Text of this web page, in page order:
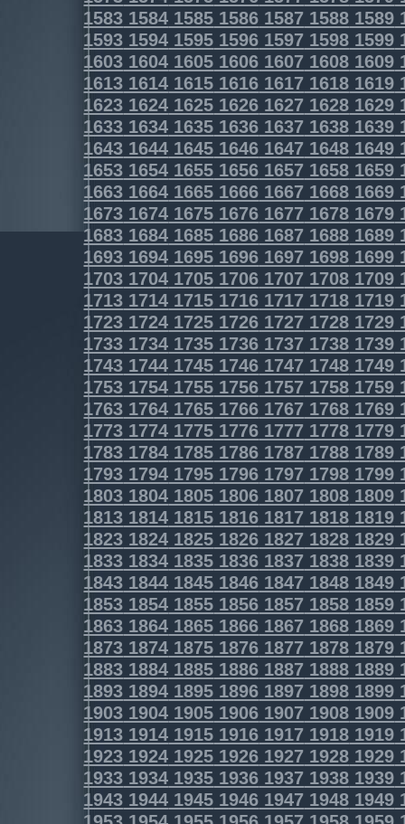
1583 1584 1585 1586 1587 1588 1589
1593 1594 1595 1596 1597 1598 1599
1603 1604 1605 1606 1607 1608 1609
1613 1614 1615 1616 1617 1618 1619
1623 1624 1625 1626 1627 1628 1629
1633 1634 1635 1636 1637 1638 1639
1643 1644 1645 1646 1647 1648 1649
1653 1654 1655 1656 1657 1658 1659
1663 1664 1665 1666 1667 1668 1669
1673 1674 1675 1676 1677 1678 1679
1683 1684 1685 1686 1687 1688 1689
1693 1694 1695 1696 1697 1698 1699
1703 1704 1705 1706 1707 1708 1709
1713 1714 1715 1716 1717 1718 1719
1723 1724 1725 1726 1727 1728 1729
1733 1734 1735 1736 1737 1738 1739
1743 1744 1745 1746 1747 1748 1749
1753 1754 1755 1756 1757 1758 1759
1763 1764 1765 1766 1767 1768 1769
1773 1774 1775 1776 1777 1778 1779
1783 1784 1785 1786 1787 1788 1789
1793 1794 1795 1796 1797 1798 1799
1803 1804 1805 1806 1807 1808 1809
1813 1814 1815 1816 1817 1818 1819
1823 1824 1825 1826 1827 1828 1829
1833 1834 1835 1836 1837 1838 1839
1843 1844 1845 1846 1847 1848 1849
1853 1854 1855 1856 1857 1858 1859
1863 1864 1865 1866 1867 1868 1869
1873 1874 1875 1876 1877 1878 1879
1883 1884 1885 1886 1887 1888 1889
1893 1894 1895 1896 1897 1898 1899
1903 1904 1905 1906 1907 1908 1909
1913 1914 1915 1916 1917 1918 1919
1923 1924 1925 1926 1927 1928 1929
1933 1934 1935 1936 1937 1938 1939
1943 1944 1945 1946 1947 1948 1949